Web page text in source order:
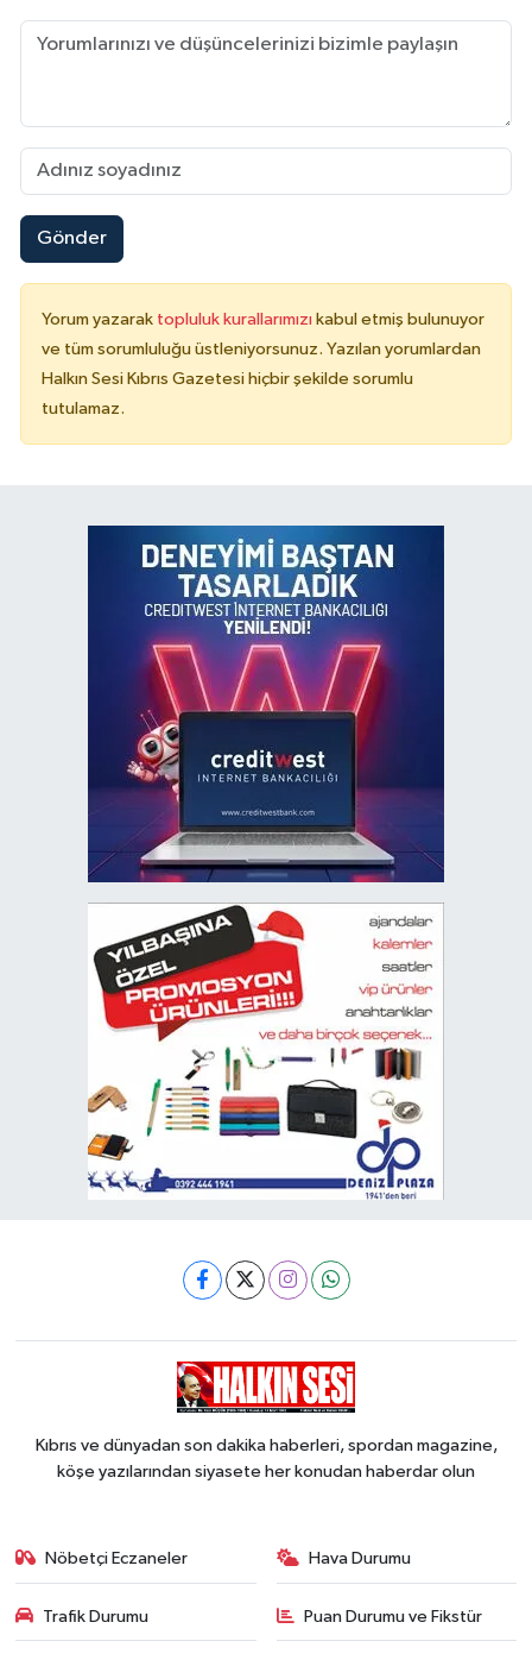
Gönder
Yorum yazarak topluluk kurallarımızı kabul etmiş bulunuyor
ve tüm sorumluluğu üstleniyorsunuz. Yazılan yorumlardan
Halkın Sesi Kıbrıs Gazetesi hiçbir şekilde sorumlu
tutulamaz.
Kıbrıs ve dünyadan son dakika haberleri, spordan magazine,
köşe yazılarından siyasete her konudan haberdar olun
Nöbetçi Eczaneler Hava Durumu
Trafik Durumu Puan Durumu ve Fikstür